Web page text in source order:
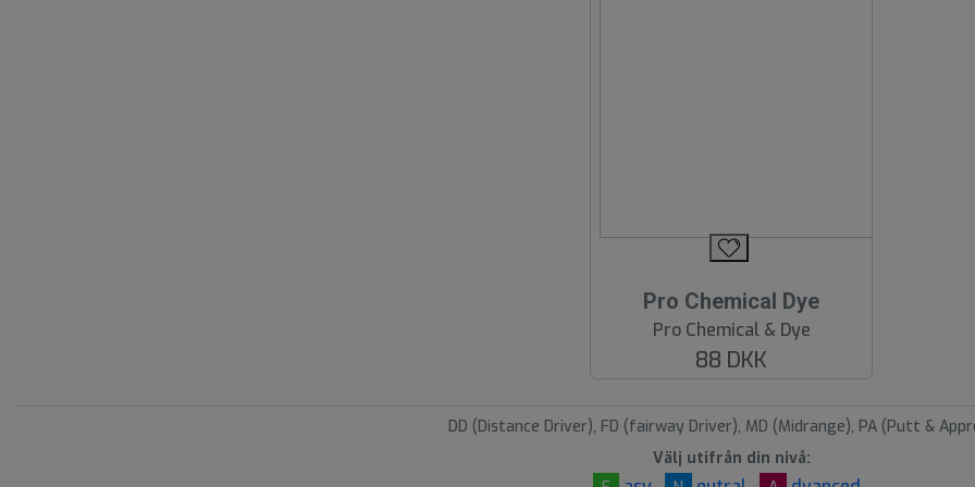
Pro Chemical Dye
Pro Chemical & Dye
88 DKK
DD (Distance Driver), FD (fairway Driver), MD (Midrange), PA (Putt &
Välj utifrån din nivå: